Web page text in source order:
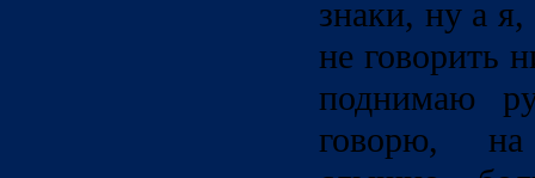
знаки, ну а
не говорить
поднимаю
говорю,